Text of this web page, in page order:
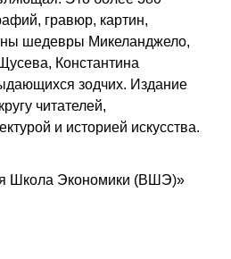
гравюр, картин,
шедевры Микеланджело,
Константина
зодчих. Издание
читателей,
и историей искусства.
Школа Экономики (ВШЭ)»